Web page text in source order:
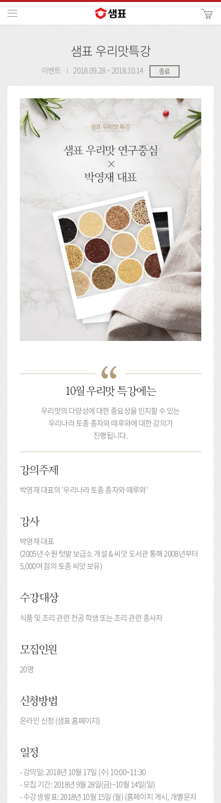
색
샘표 우리맛특강
이벤트 2018.09.28 ~ 2018.10.14 종료
10월 우리맛 특강에는
우리맛의 다양성에 대한 중요성을 인지할 수 있는
우리나라 토종 종자와 떼루와에 대한 강의가
진행됩니다.
강의주제
박영재 대표의 '우리나라 토종 종자와 떼루와'
강사
박영재 대표
(2005년 수원 텃밭 보급소 개설 & 씨앗 도서관 통해 2008년부터
5,000여 점의 토종 씨앗 보유)
수강대상
식품 및 조리 관련 전공 학생 또는 조리 관련 종사자
모집인원
20명
신청방법
온라인 신청 (샘표 홈페이지)
일정
- 강의일: 2018년 10월 17일 (수) 10:00~11:30
- 모집 기간: 2018년 9월 28일(금)~10월 14일(일)
- 수강생 발표: 2018년 10월 15일 (월) (홈페이지 게시, 개별문자